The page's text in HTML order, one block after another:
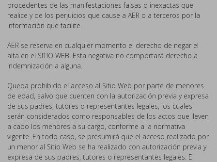
procedentes de las manifestaciones falsas o inexactas que
realice y de los perjuicios que cause a AER o a terceros por la
información que facilite.
AER se reserva en cualquier momento el derecho de negar el
alta en el SITIO WEB. Esta negativa no comportará derecho a
indemnización a alguna.
Queda prohibido el acceso al Sitio Web por parte de menores
de edad, salvo que cuenten con la autorización previa y expresa
de sus padres, tutores o representantes legales, los cuales
serán considerados como responsables de los actos que lleven
a cabo los menores a su cargo, conforme a la normativa
vigente. En todo caso, se presumirá que el acceso realizado por
un menor al Sitio Web se ha realizado con autorización previa y
expresa de sus padres, tutores o representantes legales. El